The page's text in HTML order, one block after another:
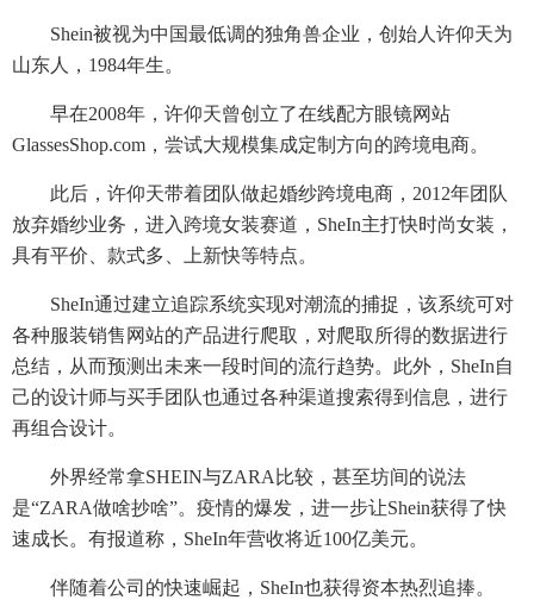
Shein被视为中国最低调的独角兽企业，创始人许仰天为
山东人，1984年生。
早在2008年，许仰天曾创立了在线配方眼镜网站
GlassesShop.com，尝试大规模集成定制方向的跨境电商。
此后，许仰天带着团队做起婚纱跨境电商，2012年团队
放弃婚纱业务，进入跨境女装赛道，SheIn主打快时尚女装，
具有平价、款式多、上新快等特点。
SheIn通过建立追踪系统实现对潮流的捕捉，该系统可对
各种服装销售网站的产品进行爬取，对爬取所得的数据进行
总结，从而预测出未来一段时间的流行趋势。此外，SheIn自
己的设计师与买手团队也通过各种渠道搜索得到信息，进行
再组合设计。
外界经常拿SHEIN与ZARA比较，甚至坊间的说法
是“ZARA做啥抄啥”。疫情的爆发，进一步让Shein获得了快
速成长。有报道称，SheIn年营收将近100亿美元。
伴随着公司的快速崛起，SheIn也获得资本热烈追捧。